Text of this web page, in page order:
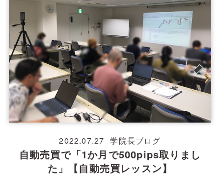
2022.07.27 学院長ブログ
自動売買で「1か月で500pips取りまし
た」【自動売買レッスン】